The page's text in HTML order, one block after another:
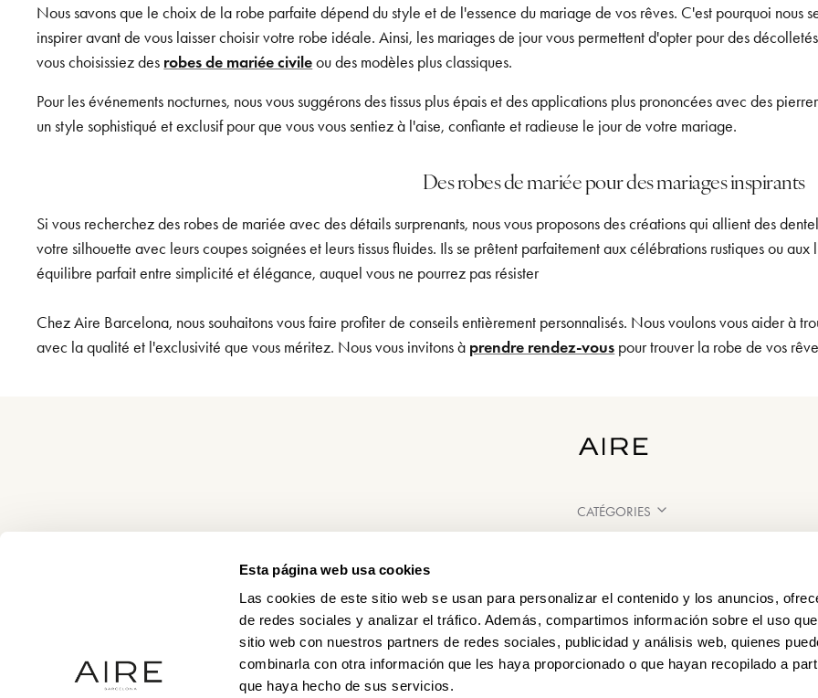
Esta página web usa cookies
Las cookies de este sitio web se usan para personalizar el contenido y los anuncios,
de redes sociales y analizar el tráfico. Además, compartimos información sobre el uso
sitio web con nuestros partners de redes sociales, publicidad y análisis web, quienes
combinarla con otra información que les haya proporcionado o que hayan recopilado a
que haya hecho de sus servicios.
Nous savons que le choix de la robe parfaite dépend du style et de l'essence du mariage de vos rêves. C'est pourquoi nous
inspirer avant de vous laisser choisir votre robe idéale. Ainsi, les mariages de jour vous permettent d'opter pour des
vous choisissiez des robes de mariée civileou des modèles plus classiques.
Pour les événements nocturnes, nous vous suggérons des tissus plus épais et des applications plus prononcées avec des
un style sophistiqué et exclusif pour que vous vous sentiez à l'aise, confiante et radieuse le jour de votre mariage.
Des robes de mariée pour des mariages inspirants
Si vous recherchez des robes de mariée avec des détails surprenants, nous vous proposons des créations qui allient des
votre silhouette avec leurs coupes soignées et leurs tissus fluides. Ils se prêtent parfaitement aux célébrations rustiques ou
équilibre parfait entre simplicité et élégance, auquel vous ne pourrez pas résister
Chez Aire Barcelona, nous souhaitons vous faire profiter de conseils entièrement personnalisés. Nous voulons vous aider à
avec la qualité et l'exclusivité que vous méritez. Nous vous invitons à prendre rendez-vous pour trouver la robe de vos
CATÉGORIES
POINT DE VENTE